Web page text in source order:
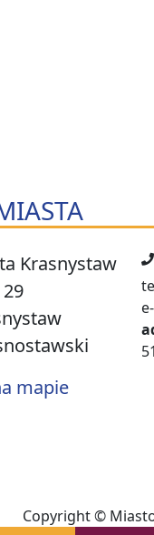
Krasnystaw
mapie
Copyright ©